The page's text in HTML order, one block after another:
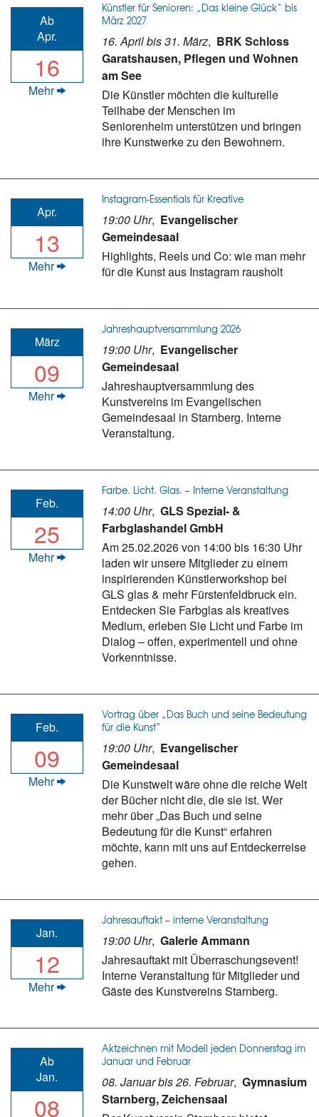
Ab
Apr.
16
Mehr
Künstler für Senioren: „Das kleine Glück“ bis
März 2027
16. April bis 31. März, BRK Schloss
Garatshausen, Pflegen und Wohnen
am See
Die Künstler möchten die kulturelle
Teilhabe der Menschen im
Seniorenheim unterstützen und bringen
ihre Kunstwerke zu den Bewohnern.
Apr.
13
Mehr
Instagram-Essentials für Kreative
19:00 Uhr, Evangelischer
Gemeindesaal
Highlights, Reels und Co: wie man mehr
für die Kunst aus Instagram rausholt
März
09
Mehr
Jahreshauptversammlung 2026
19:00 Uhr, Evangelischer
Gemeindesaal
Jahreshauptversammlung des
Kunstvereins im Evangelischen
Gemeindesaal in Starnberg. Interne
Veranstaltung.
Feb.
25
Mehr
Farbe. Licht. Glas. – Interne Veranstaltung
14:00 Uhr, GLS Spezial- &
Farbglashandel GmbH
Am 25.02.2026 von 14:00 bis 16:30 Uhr
laden wir unsere Mitglieder zu einem
inspirierenden Künstlerworkshop bei
GLS glas & mehr Fürstenfeldbruck ein.
Entdecken Sie Farbglas als kreatives
Medium, erleben Sie Licht und Farbe im
Dialog – offen, experimentell und ohne
Vorkenntnisse.
Feb.
09
Mehr
Vortrag über „Das Buch und seine Bedeutung
für die Kunst“
19:00 Uhr, Evangelischer
Gemeindesaal
Die Kunstwelt wäre ohne die reiche Welt
der Bücher nicht die, die sie ist. Wer
mehr über „Das Buch und seine
Bedeutung für die Kunst“ erfahren
möchte, kann mit uns auf Entdeckerreise
gehen.
Jan.
12
Mehr
Jahresauftakt – interne Veranstaltung
19:00 Uhr, Galerie Ammann
Jahresauftakt mit Überraschungsevent!
Interne Veranstaltung für Mitglieder und
Gäste des Kunstvereins Starnberg.
Ab
Jan.
08
Aktzeichnen mit Modell jeden Donnerstag im
Januar und Februar
08. Januar bis 26. Februar, Gymnasium
Starnberg, Zeichensaal